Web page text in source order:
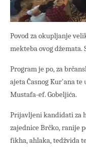
Povod za okupljanje
mekteba ovog džemata.
Program je po, za
ajeta Časnog Kur'ana
Mustafa-ef. Gobeljića.
Prijavljeni kandidati za
zajednice Brčko, ranije
fikha, ahlaka, tedžvida